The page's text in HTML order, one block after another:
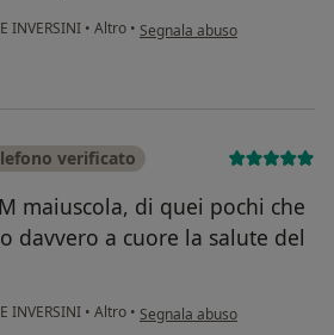
INVERSINI • Altro • secondo l'opinione
Segnala abuso
verificato
maiuscola, di quei pochi che
davvero a cuore la salute del
INVERSINI • Altro • secondo l'opinione
Segnala abuso